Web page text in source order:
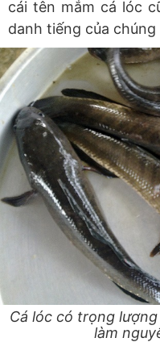
cái tên mắm cá lóc
danh tiếng của
Cá lóc có trọng
làm